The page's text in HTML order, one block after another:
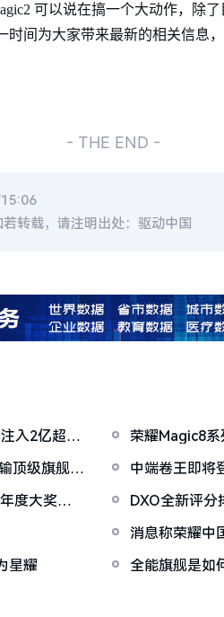
可以说在搞一个大动作，除
间为大家带来最新的相关信息
- THE END -
转载，请注明出处：驱动中国
入2亿超夜
荣耀Magic8
秘
顶级旗舰的
中端卷王即将
度大奖今
DXO全新评分
Pro
消息称荣耀中
星耀
全能旗舰是如